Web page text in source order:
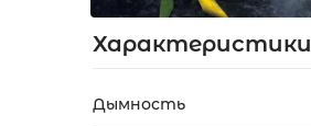
Характеристики
Дымность